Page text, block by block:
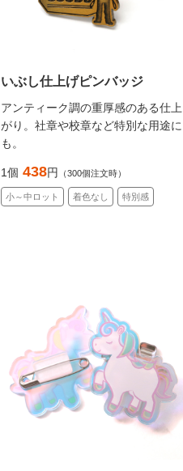
いぶし仕上げピンバッジ
アンティーク調の重厚感のある仕上
がり。社章や校章など特別な用途に
も。
1個 438円 （300個注文時）
小～中ロット 着色なし 特別感